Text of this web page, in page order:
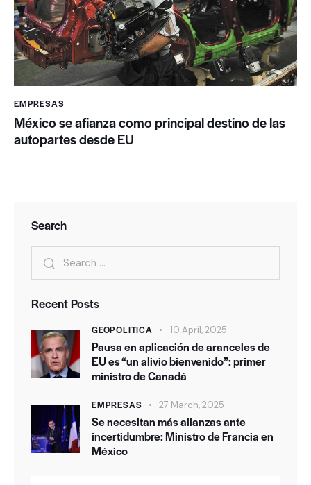
EMPRESAS
México se afianza como principal destino de las
autopartes desde EU
Search
Recent Posts
GEOPOLITICA 10 April, 2025
Pausa en aplicación de aranceles de
EU es “un alivio bienvenido”: primer
ministro de Canadá
EMPRESAS 27 March, 2025
Se necesitan más alianzas ante
incertidumbre: Ministro de Francia en
México